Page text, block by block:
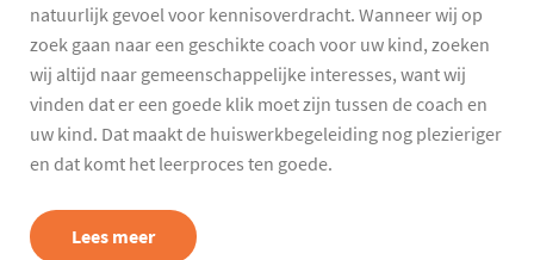
natuurlijk gevoel voor kennisoverdracht. Wanneer wij op
zoek gaan naar een geschikte coach voor uw kind, zoeken
wij altijd naar gemeenschappelijke interesses, want wij
vinden dat er een goede klik moet zijn tussen de coach en
uw kind. Dat maakt de huiswerkbegeleiding nog plezieriger
en dat komt het leerproces ten goede.
Lees meer